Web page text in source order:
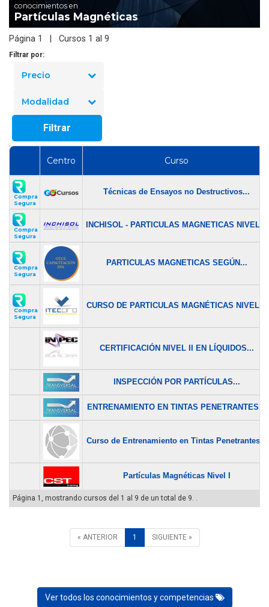
conocimientos en
Partículas Magnéticas
Página 1 | Cursos 1 al 9
Filtrar por:
Precio
Modalidad
Filtrar
Centro Curso
Compra
Segura
Técnicas de Ensayos no Destructivos...
Compra
Segura
INCHISOL - PARTICULAS MAGNETICAS NIVEL...
Compra
Segura
PARTICULAS MAGNETICAS SEGÚN...
Compra
Segura
CURSO DE PARTICULAS MAGNÉTICAS NIVEL...
CERTIFICACIÓN NIVEL II EN LÍQUIDOS...
INSPECCIÓN POR PARTÍCULAS...
ENTRENAMIENTO EN TINTAS PENETRANTES...
Curso de Entrenamiento en Tintas Penetrantes...
Partículas Magnéticas Nivel I
Página 1, mostrando cursos del 1 al 9 de un total de 9. .
« ANTERIOR 1 SIGUIENTE »
Ver todos los conocimientos y competencias